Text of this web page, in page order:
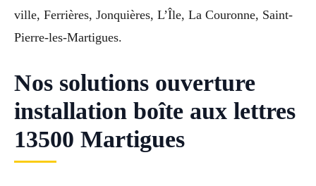
ville, Ferrières, Jonquières, L’Île, La Couronne, Saint-
Pierre-les-Martigues.
Nos solutions ouverture
installation boîte aux lettres
13500 Martigues